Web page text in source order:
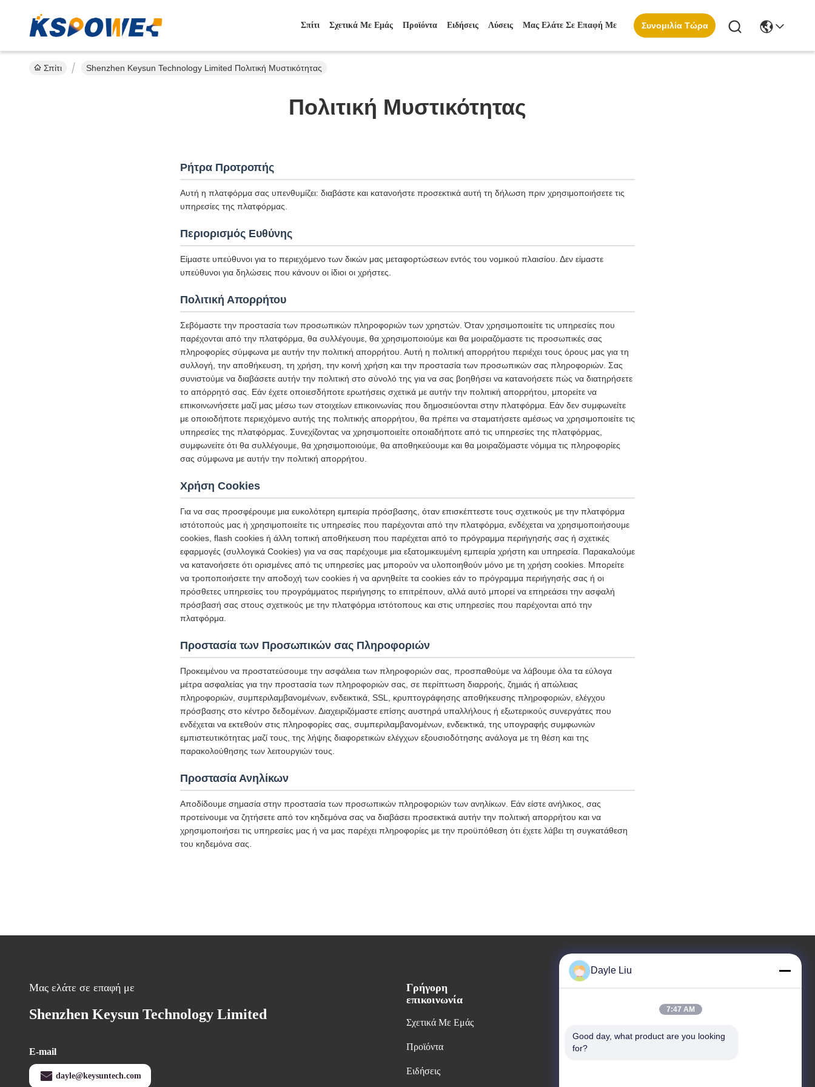
Σπίτι Σχετικά Με Εμάς Προϊόντα Ειδήσεις Λύσεις Μας Ελάτε Σε Επαφή Με Συνομιλία Τώρα
Σπίτι Shenzhen Keysun Technology Limited Πολιτική Μυστικότητας
Πολιτική Μυστικότητας
Ρήτρα Προτροπής
Αυτή η πλατφόρμα σας υπενθυμίζει: διαβάστε και κατανοήστε προσεκτικά αυτή τη δήλωση πριν χρησιμοποιήσετε τις
υπηρεσίες της πλατφόρμας.
Περιορισμός Ευθύνης
Είμαστε υπεύθυνοι για το περιεχόμενο των δικών μας μεταφορτώσεων εντός του νομικού πλαισίου. Δεν είμαστε
υπεύθυνοι για δηλώσεις που κάνουν οι ίδιοι οι χρήστες.
Πολιτική Απορρήτου
Σεβόμαστε την προστασία των προσωπικών πληροφοριών των χρηστών. Όταν χρησιμοποιείτε τις υπηρεσίες που
παρέχονται από την πλατφόρμα, θα συλλέγουμε, θα χρησιμοποιούμε και θα μοιραζόμαστε τις προσωπικές σας
πληροφορίες σύμφωνα με αυτήν την πολιτική απορρήτου. Αυτή η πολιτική απορρήτου περιέχει τους όρους μας για τη
συλλογή, την αποθήκευση, τη χρήση, την κοινή χρήση και την προστασία των προσωπικών σας πληροφοριών. Σας
συνιστούμε να διαβάσετε αυτήν την πολιτική στο σύνολό της για να σας βοηθήσει να κατανοήσετε πώς να διατηρήσετε
το απόρρητό σας. Εάν έχετε οποιεσδήποτε ερωτήσεις σχετικά με αυτήν την πολιτική απορρήτου, μπορείτε να
επικοινωνήσετε μαζί μας μέσω των στοιχείων επικοινωνίας που δημοσιεύονται στην πλατφόρμα. Εάν δεν συμφωνείτε
με οποιοδήποτε περιεχόμενο αυτής της πολιτικής απορρήτου, θα πρέπει να σταματήσετε αμέσως να χρησιμοποιείτε τις
υπηρεσίες της πλατφόρμας. Συνεχίζοντας να χρησιμοποιείτε οποιαδήποτε από τις υπηρεσίες της πλατφόρμας,
συμφωνείτε ότι θα συλλέγουμε, θα χρησιμοποιούμε, θα αποθηκεύουμε και θα μοιραζόμαστε νόμιμα τις πληροφορίες
σας σύμφωνα με αυτήν την πολιτική απορρήτου.
Χρήση Cookies
Για να σας προσφέρουμε μια ευκολότερη εμπειρία πρόσβασης, όταν επισκέπτεστε τους σχετικούς με την πλατφόρμα
ιστότοπούς μας ή χρησιμοποιείτε τις υπηρεσίες που παρέχονται από την πλατφόρμα, ενδέχεται να χρησιμοποιήσουμε
cookies, flash cookies ή άλλη τοπική αποθήκευση που παρέχεται από το πρόγραμμα περιήγησής σας ή σχετικές
εφαρμογές (συλλογικά Cookies) για να σας παρέχουμε μια εξατομικευμένη εμπειρία χρήστη και υπηρεσία. Παρακαλούμε
να κατανοήσετε ότι ορισμένες από τις υπηρεσίες μας μπορούν να υλοποιηθούν μόνο με τη χρήση cookies. Μπορείτε
να τροποποιήσετε την αποδοχή των cookies ή να αρνηθείτε τα cookies εάν το πρόγραμμα περιήγησής σας ή οι
πρόσθετες υπηρεσίες του προγράμματος περιήγησης το επιτρέπουν, αλλά αυτό μπορεί να επηρεάσει την ασφαλή
πρόσβασή σας στους σχετικούς με την πλατφόρμα ιστότοπους και στις υπηρεσίες που παρέχονται από την
πλατφόρμα.
Προστασία των Προσωπικών σας Πληροφοριών
Προκειμένου να προστατεύσουμε την ασφάλεια των πληροφοριών σας, προσπαθούμε να λάβουμε όλα τα εύλογα
μέτρα ασφαλείας για την προστασία των πληροφοριών σας, σε περίπτωση διαρροής, ζημιάς ή απώλειας
πληροφοριών, συμπεριλαμβανομένων, ενδεικτικά, SSL, κρυπτογράφησης αποθήκευσης πληροφοριών, ελέγχου
πρόσβασης στο κέντρο δεδομένων. Διαχειριζόμαστε επίσης αυστηρά υπαλλήλους ή εξωτερικούς συνεργάτες που
ενδέχεται να εκτεθούν στις πληροφορίες σας, συμπεριλαμβανομένων, ενδεικτικά, της υπογραφής συμφωνιών
εμπιστευτικότητας μαζί τους, της λήψης διαφορετικών ελέγχων εξουσιοδότησης ανάλογα με τη θέση και της
παρακολούθησης των λειτουργιών τους.
Προστασία Ανηλίκων
Αποδίδουμε σημασία στην προστασία των προσωπικών πληροφοριών των ανηλίκων. Εάν είστε ανήλικος, σας
προτείνουμε να ζητήσετε από τον κηδεμόνα σας να διαβάσει προσεκτικά αυτήν την πολιτική απορρήτου και να
χρησιμοποιήσει τις υπηρεσίες μας ή να μας παρέχει πληροφορίες με την προϋπόθεση ότι έχετε λάβει τη συγκατάθεση
του κηδεμόνα σας.
Μας ελάτε σε επαφή με
Shenzhen Keysun Technology Limited
E-mail
dayle@keysuntech.com
Γρήγορη
επικοινωνία
Σχετικά Με Εμάς
Προϊόντα
Ειδήσεις
Η διεύθυνσή μας
κοινότητα Fenghuang, οδός Fuyong, Baoan District,
Shenzhen, Guangdong, Κίνα
Dayle Liu
7:47 AM
Good day, what product are you looking
for?